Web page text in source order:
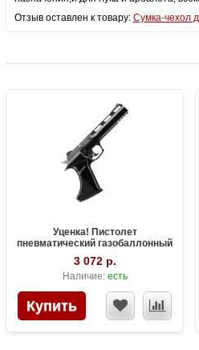
Отзыв оставлен к товару: Сумка-чехол
Уценка! Пистолет
пневматический газобаллонный
SnowPeak CP400, калибр 4.5 мм
3 072 р.
Наличие: есть